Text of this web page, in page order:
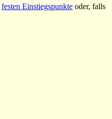
festen Einstiegspunkte oder, falls